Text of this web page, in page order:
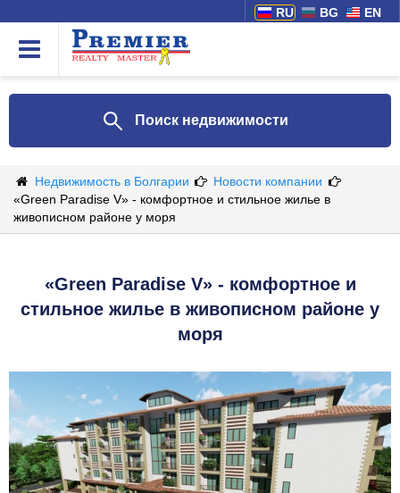
RU BG EN
Поиск недвижимости
Недвижимость в Болгарии
Новости компании
«Green Paradise V» - комфортное и стильное жилье в
живописном районе у моря
«Green Paradise V» - комфортное и
стильное жилье в живописном районе у
моря